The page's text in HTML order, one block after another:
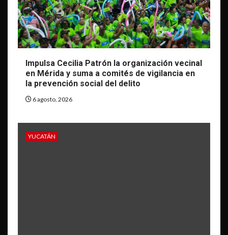
Impulsa Cecilia Patrón la organización vecinal
en Mérida y suma a comités de vigilancia en
la prevención social del delito
6 agosto, 2026
YUCATÁN